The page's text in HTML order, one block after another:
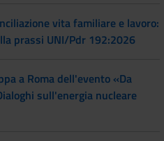
vita familiare e lavoro:
prassi UNI/Pdr 192:2026
a Roma dell'evento «Da
sull'energia nucleare